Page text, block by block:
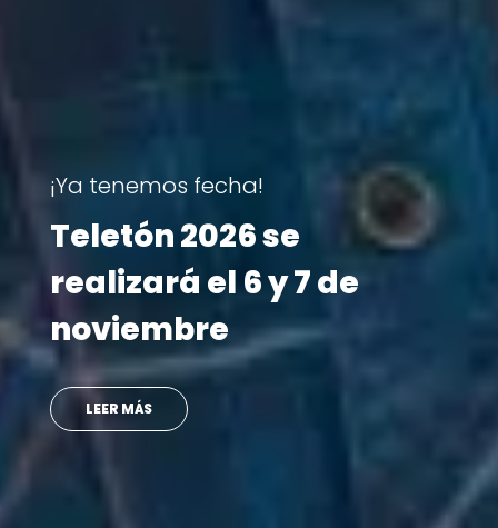
Reportajes
Revive las historias que
marcaron la Teletón
2025
VER MÁS